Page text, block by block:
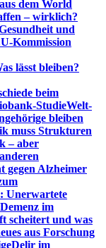
dem World
– wirklich?
und
Kommission
lässt bleiben?
beim
StudieWelt-
bleiben
muss Strukturen
– aber
gegen Alzheimer
Unerwartete
Demenz im
scheitert und was
aus Forschung
Delir im